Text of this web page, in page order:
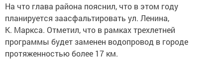
На что глава района пояснил, что в этом году
планируется заасфальтировать ул. Ленина,
К. Маркса. Отметил, что в рамках трехлетней
программы будет заменен водопровод в городе
протяженностью более 17 км.